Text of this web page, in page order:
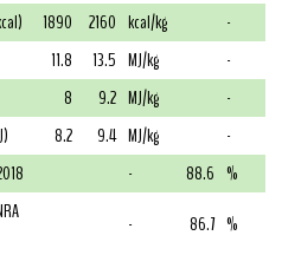
1890 2160 kcal/kg
-
11.8 13.5 MJ/kg
-
8 9.2 MJ/kg
-
8.2 9.4 MJ/kg
-
- 88.6 %
- 86.7 %